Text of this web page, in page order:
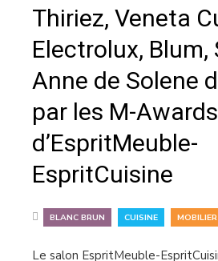
Thiriez, Veneta
Electrolux, Blum,
Anne de Solene
par les M-
d’EspritMeuble-
EspritCuisine
BLANC BRUN CUISINE MOBILIER
Le salon EspritMeuble-